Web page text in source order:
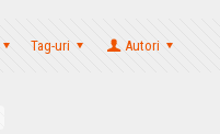
Tag-uri Autori